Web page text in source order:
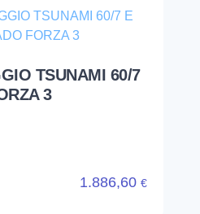
TSUNAMI 60/7
3
1.886,60 €